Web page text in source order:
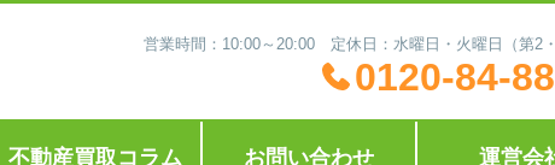
営業時間：10:00～20:00 定休日：水曜日・火曜日（第2・
0120-84-
不動産買取コラム お問い合わせ 運営会